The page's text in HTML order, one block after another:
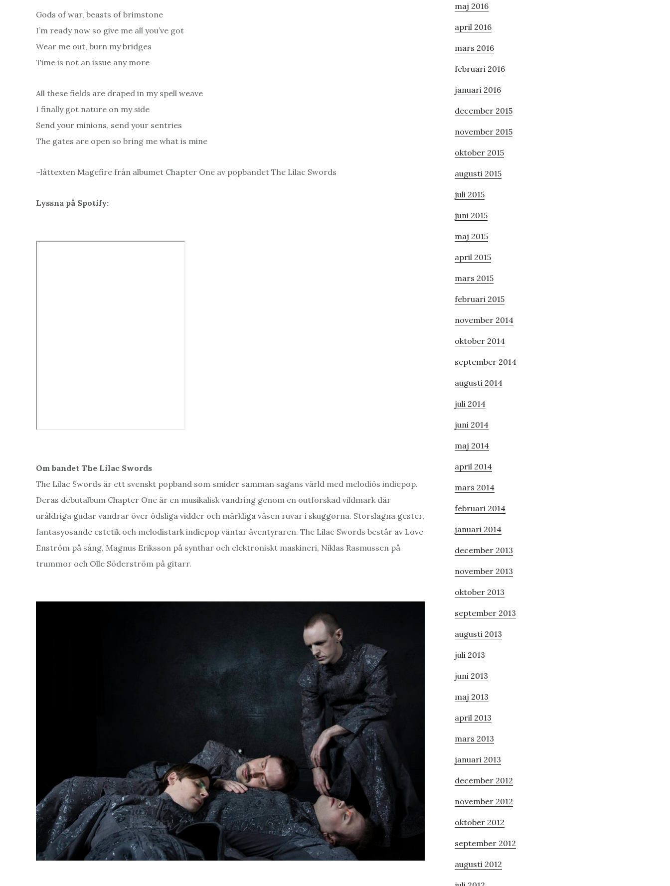
Gods of war, beasts of brimstone
I’m ready now so give me all you’ve got
Wear me out, burn my bridges
Time is not an issue any more
All these fields are draped in my spell weave
I finally got nature on my side
Send your minions, send your sentries
The gates are open so bring me what is mine
~låttexten Magefire från albumet Chapter One av popbandet The Lilac Swords
Lyssna på Spotify:
Om bandet The Lilac Swords
The Lilac Swords är ett svenskt popband som smider samman sagans värld med melodiös indiepop.
Deras debutalbum Chapter One är en musikalisk vandring genom en outforskad vildmark där
uråldriga gudar vandrar över ödsliga vidder och märkliga väsen ruvar i skuggorna. Storslagna gester,
fantasyosande estetik och melodistark indiepop väntar äventyraren. The Lilac Swords består av Love
Enström på sång, Magnus Eriksson på synthar och elektroniskt maskineri, Niklas Rasmussen på
trummor och Olle Söderström på gitarr.
maj 2016
april 2016
mars 2016
februari 2016
januari 2016
december 2015
november 2015
oktober 2015
augusti 2015
juli 2015
juni 2015
maj 2015
april 2015
mars 2015
februari 2015
november 2014
oktober 2014
september 2014
augusti 2014
juli 2014
juni 2014
maj 2014
april 2014
mars 2014
februari 2014
januari 2014
december 2013
november 2013
oktober 2013
september 2013
augusti 2013
juli 2013
juni 2013
maj 2013
april 2013
mars 2013
januari 2013
december 2012
november 2012
oktober 2012
september 2012
augusti 2012